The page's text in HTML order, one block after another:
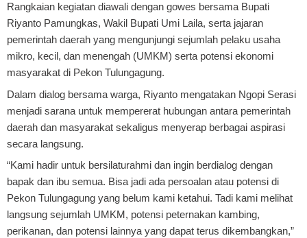
Rangkaian kegiatan diawali dengan gowes bersama Bupati
Riyanto Pamungkas, Wakil Bupati Umi Laila, serta jajaran
pemerintah daerah yang mengunjungi sejumlah pelaku usaha
mikro, kecil, dan menengah (UMKM) serta potensi ekonomi
masyarakat di Pekon Tulungagung.
Dalam dialog bersama warga, Riyanto mengatakan Ngopi Serasi
menjadi sarana untuk mempererat hubungan antara pemerintah
daerah dan masyarakat sekaligus menyerap berbagai aspirasi
secara langsung.
“Kami hadir untuk bersilaturahmi dan ingin berdialog dengan
bapak dan ibu semua. Bisa jadi ada persoalan atau potensi di
Pekon Tulungagung yang belum kami ketahui. Tadi kami melihat
langsung sejumlah UMKM, potensi peternakan kambing,
perikanan, dan potensi lainnya yang dapat terus dikembangkan,”